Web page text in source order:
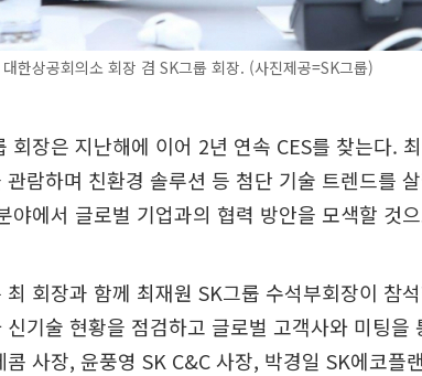
한상공회의소 회장 겸 SK그룹 회장. (사진제공=SK그룹)
회장은 지난해에 이어 2년 연속 CES를 찾는다.
관람하며 친환경 솔루션 등 첨단 기술 트렌드를
야에서 글로벌 기업과의 협력 방안을 모색할 것
최 회장과 함께 최재원 SK그룹 수석부회장이 참
신기술 현황을 점검하고 글로벌 고객사와 미팅을
콤 사장, 윤풍영 SK C&C 사장, 박경일 SK에코플